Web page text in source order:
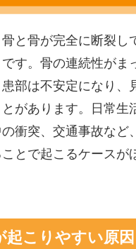
と骨が完全に断裂し
す。骨の連続性がま
部は不安定になり、
があります。日常生
衝突、交通事故など
とで起こるケースが
起こりやすい原因